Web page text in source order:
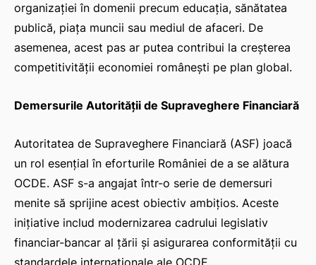
organizației în domenii precum educația, sănătatea
publică, piața muncii sau mediul de afaceri. De
asemenea, acest pas ar putea contribui la creșterea
competitivității economiei românești pe plan global.
Demersurile Autorității de Supraveghere Financiară
Autoritatea de Supraveghere Financiară (ASF) joacă
un rol esențial în eforturile României de a se alătura
OCDE. ASF s-a angajat într-o serie de demersuri
menite să sprijine acest obiectiv ambițios. Aceste
inițiative includ modernizarea cadrului legislativ
financiar-bancar al țării și asigurarea conformității cu